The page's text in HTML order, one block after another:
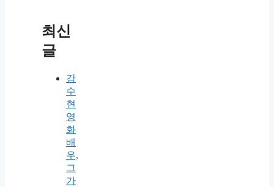
최신
글
강
수
현
영
화
배
우,
그
가